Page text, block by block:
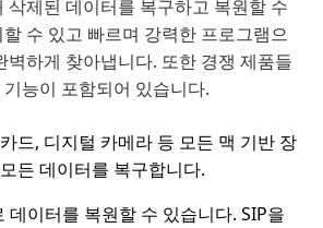
삭제된 데이터를 복구하고 복원할 수
수 있고 빠르며 강력한 프로그램으
벽하게 찾아냅니다. 또한 경쟁 제품들
능이 포함되어 있습니다.
드, 디지털 카메라 등 모든 맥 기반 장
든 데이터를 복구합니다.
데이터를 복원할 수 있습니다. SIP을